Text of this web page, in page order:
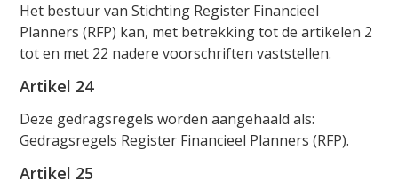
Het bestuur van Stichting Register Financieel
Planners (RFP) kan, met betrekking tot de artikelen 2
tot en met 22 nadere voorschriften vaststellen.
Artikel 24
Deze gedragsregels worden aangehaald als:
Gedragsregels Register Financieel Planners (RFP).
Artikel 25